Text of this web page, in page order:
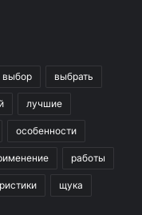
выбор выбрать
лучшие
особенности
работы
щука